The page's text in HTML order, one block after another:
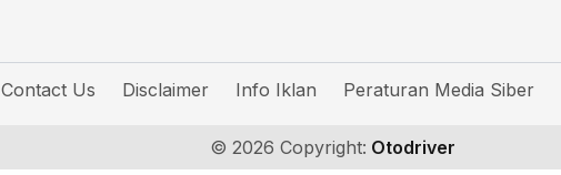
Contact Us Disclaimer Info Iklan Peraturan Media Siber
© 2026 Copyright: Otodriver